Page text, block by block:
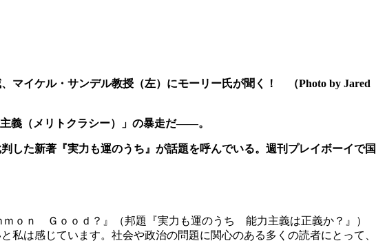
マイケル・サンデル教授（左）にモーリー氏が聞く！ （Photo by Jared
義（メリトクラシー）」の暴走だ――。
した新著『実力も運のうち』が話題を呼んでいる。週刊プレイボーイで国
Ｇｏｏｄ？』（邦題『実力も運のうち 能力主義は正義か？』）
は感じています。社会や政治の問題に関心のある多くの読者にとって、